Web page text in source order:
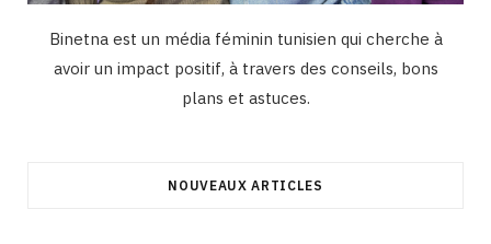
Binetna est un média féminin tunisien qui cherche à
avoir un impact positif, à travers des conseils, bons
plans et astuces.
NOUVEAUX ARTICLES